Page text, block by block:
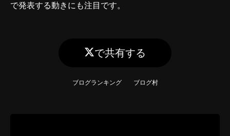
で発表する動きにも注目です。
で共有する
ブログランキング ブログ村